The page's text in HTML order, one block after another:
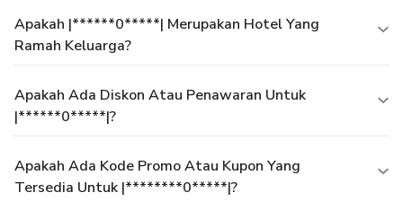
Apakah |******0*****| Merupakan Hotel Yang
Ramah Keluarga?
Apakah Ada Diskon Atau Penawaran Untuk
|******0*****|?
Apakah Ada Kode Promo Atau Kupon Yang
Tersedia Untuk |********0*****|?